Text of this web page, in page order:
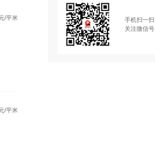
/平米
/平米
手机扫一扫
关注微信号